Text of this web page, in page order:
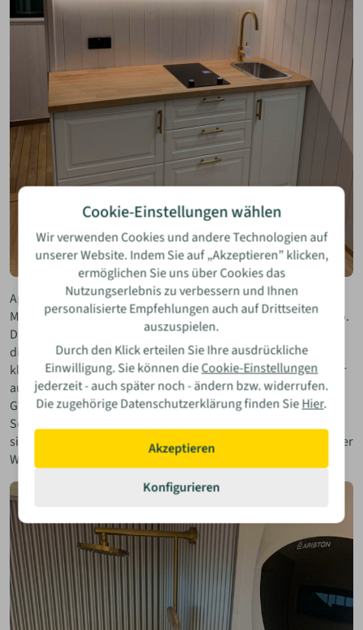
Apropos Einrichtung: Hier bieten sich ebenfalls diverse
Möglichkeiten. Die PopUpHut ist zum Beispiel ein ideales Büro.
Dank natürlicher Materialien und freiem Blick ins Grüne geht
die Arbeit leicht von der Hand. Gerne genutzt werden die
kleinen Häuschen zudem als Wohnmodul in Ferienparks, aber
auch im eigenen Garten kommen sie als ausgelagertes
Gästezimmer gut an – vor allem, wenn sie neben dem
Schlafbereich mit Duschbad und Kitchenette voll ausgestattet
sind. Zu Höchstform läuft das Tiny House auf, wenn es in dieser
Weise tatsächlich als Lebensraum genutzt wird.
Cookie-Einstellungen wählen
Wir verwenden Cookies und andere Technologien auf
unserer Website. Indem Sie auf „Akzeptieren” klicken,
ermöglichen Sie uns über Cookies das
Nutzungserlebnis zu verbessern und Ihnen
personalisierte Empfehlungen auch auf Drittseiten
auszuspielen.
Durch den Klick erteilen Sie Ihre ausdrückliche
Einwilligung. Sie können dieCookie-Einstellungen
jederzeit - auch später noch - ändern bzw. widerrufen.
Die zugehörige Datenschutzerklärung finden SieHier.
Akzeptieren
Konfigurieren